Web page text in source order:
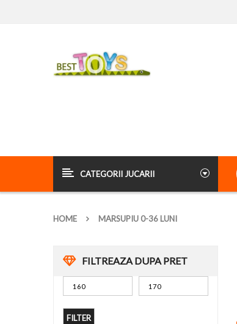
CATEGORII JUCARII
HOME MARSUPIU 0-36 LUNI
FILTREAZA DUPA PRET
FILTER